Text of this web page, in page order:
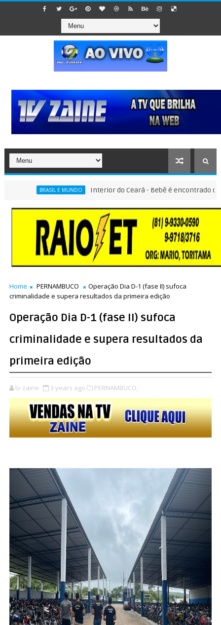
BRASIL E MUNDO Interior do Ceará - Bebê é encontrado dentro de
Home PERNAMBUCO
Operação Dia D-1 (fase II) sufoca
criminalidade e supera resultados da primeira edição
Operação Dia D-1 (fase II) sufoca
criminalidade e supera resultados da
primeira edição
tv zaine 3 years ago PERNAMBUCO,